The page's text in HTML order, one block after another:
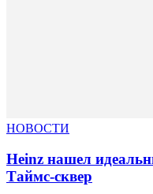
НОВОСТИ
Heinz нашел
Таймс-сквер